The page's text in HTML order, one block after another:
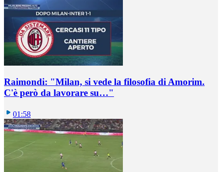
Raimondi: "Milan, si vede la filosofia di Amorim.
C'è però da lavorare su…"
01:58